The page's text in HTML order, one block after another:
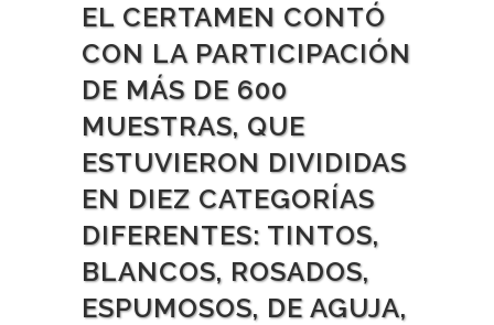
EL CERTAMEN CONTÓ
CON LA PARTICIPACIÓN
DE MÁS DE 600
MUESTRAS, QUE
ESTUVIERON DIVIDIDAS
EN DIEZ CATEGORÍAS
DIFERENTES: TINTOS,
BLANCOS, ROSADOS,
ESPUMOSOS, DE AGUJA,